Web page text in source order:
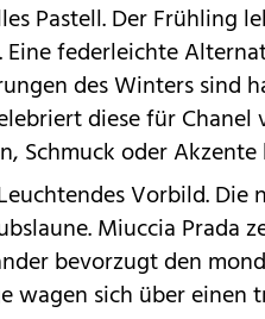
Pastell. Der Frühling
Eine federleichte
des Winters sind
diese für
Schmuck oder
Vorbild. Die
Miuccia Prada
bevorzugt den
wagen sich über einen